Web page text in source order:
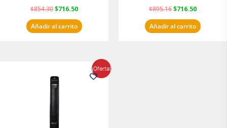
$854.30$716.50
Añadir al carrito
$895.16$716.50
Añadir al carrito
¡Oferta!
original
era:
precio
actual